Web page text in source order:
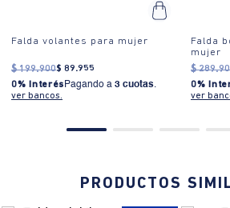
Falda volantes para mujer
$ 199.900$ 89.955
0% Interés Pagando a 3 cuotas.
ver bancos.
Falda
mujer
$ 289.
0%
ver
PRODUCTOS